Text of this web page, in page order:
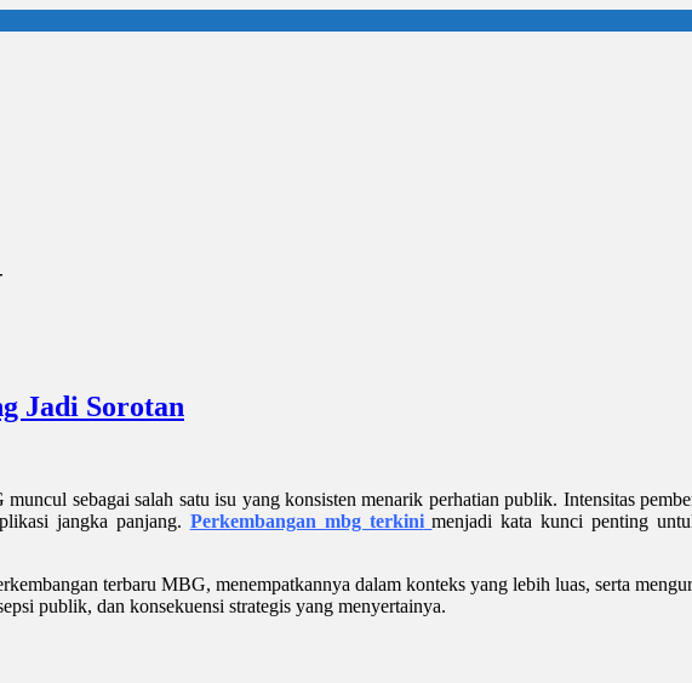
Jadi Sorotan
sebagai salah satu isu yang konsisten menarik perhatian publik. Intensitas
jangka panjang. Perkembangan mbg terkini menjadi kata kunci penting
terbaru MBG, menempatkannya dalam konteks yang lebih luas, serta
publik, dan konsekuensi strategis yang menyertainya.